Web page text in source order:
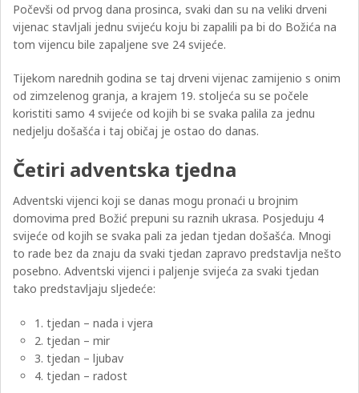
Počevši od prvog dana prosinca, svaki dan su na veliki drveni
vijenac stavljali jednu svijeću koju bi zapalili pa bi do Božića na
tom vijencu bile zapaljene sve 24 svijeće.
Tijekom narednih godina se taj drveni vijenac zamijenio s onim
od zimzelenog granja, a krajem 19. stoljeća su se počele
koristiti samo 4 svijeće od kojih bi se svaka palila za jednu
nedjelju došašća i taj običaj je ostao do danas.
Četiri adventska tjedna
Adventski vijenci koji se danas mogu pronaći u brojnim
domovima pred Božić prepuni su raznih ukrasa. Posjeduju 4
svijeće od kojih se svaka pali za jedan tjedan došašća. Mnogi
to rade bez da znaju da svaki tjedan zapravo predstavlja nešto
posebno. Adventski vijenci i paljenje svijeća za svaki tjedan
tako predstavljaju sljedeće:
1. tjedan – nada i vjera
2. tjedan – mir
3. tjedan – ljubav
4. tjedan – radost